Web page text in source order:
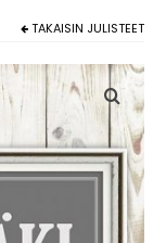
TAKAISIN JULISTEET